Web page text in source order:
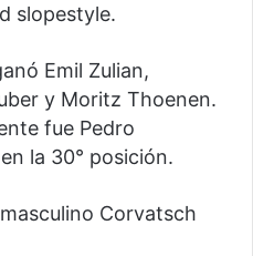
slopestyle.
Emil Zulian,
y Moritz Thoenen.
fue Pedro
la 30° posición.
Corvatsch